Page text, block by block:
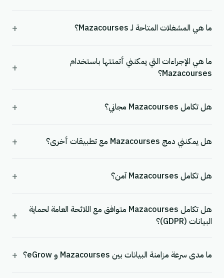
ما هي المشغلات المتاحة لـ Mazacourses؟ +
ما هي الإجراءات التي يمكنني أتمتتها باستخدام
Mazacourses؟
+
هل تكامل Mazacourses مجاني؟ +
هل يمكنني دمج Mazacourses مع تطبيقات أخرى؟ +
هل تكامل Mazacourses آمن؟ +
هل تكامل Mazacourses متوافق مع اللائحة العامة لحماية
البيانات (GDPR)؟
+
ما مدى سرعة مزامنة البيانات بين Mazacourses و eGrow؟ +